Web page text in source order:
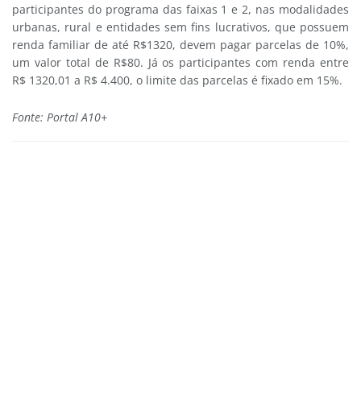
participantes do programa das faixas 1 e 2, nas modalidades
urbanas, rural e entidades sem fins lucrativos, que possuem
renda familiar de até R$1320, devem pagar parcelas de 10%,
um valor total de R$80. Já os participantes com renda entre
R$ 1320,01 a R$ 4.400, o limite das parcelas é fixado em 15%.
Fonte: Portal A10+